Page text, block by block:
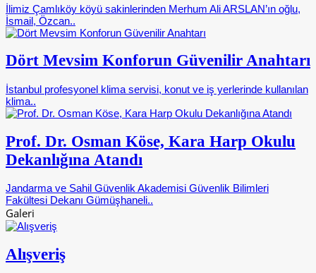
İlimiz Çamlıköy köyü sakinlerinden Merhum Ali ARSLAN’ın oğlu,
İsmail, Özcan..
Dört Mevsim Konforun Güvenilir Anahtarı
İstanbul profesyonel klima servisi, konut ve iş yerlerinde kullanılan
klima..
Prof. Dr. Osman Köse, Kara Harp Okulu
Dekanlığına Atandı
Jandarma ve Sahil Güvenlik Akademisi Güvenlik Bilimleri
Fakültesi Dekanı Gümüşhaneli..
Galeri
Alışveriş